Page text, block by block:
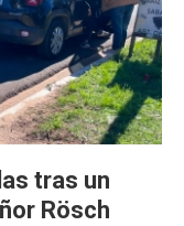
tras un
Rösch